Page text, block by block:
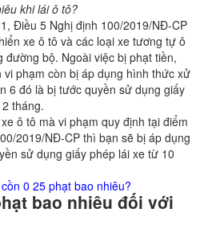
khi lái ô tô?
Điều 5 Nghị định 100/2019/NĐ-CP
xe ô tô và các loại xe tương tự ô
bộ. Ngoài việc bị phạt tiền,
phạm còn bị áp dụng hình thức xử
6 đó là bị tước quyền sử dụng giấy
tháng.
ô tô mà vi phạm quy định tại điểm
2019/NĐ-CP thì bạn sẽ bị áp dụng
sử dụng giấy phép lái xe từ 10
0 25 phạt bao nhiêu?
bao nhiêu đối với